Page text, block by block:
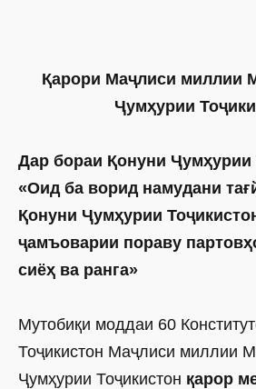
Қарори Маҷлиси миллии
Ҷумҳурии
Дар бораи Қонуни Ҷумҳурии
«Оид ба ворид намудани
Қонуни Ҷумҳурии
ҷамъоварии пораву
сиёҳ ва ранга»
Мутобиқи моддаи 60
Тоҷикистон Маҷлиси миллии
Ҷумҳурии Тоҷикистон қарор